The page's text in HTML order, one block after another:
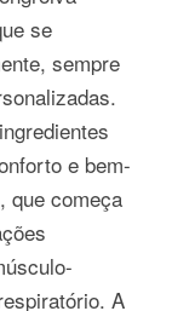
se
sempre
e bem-
que começa
A